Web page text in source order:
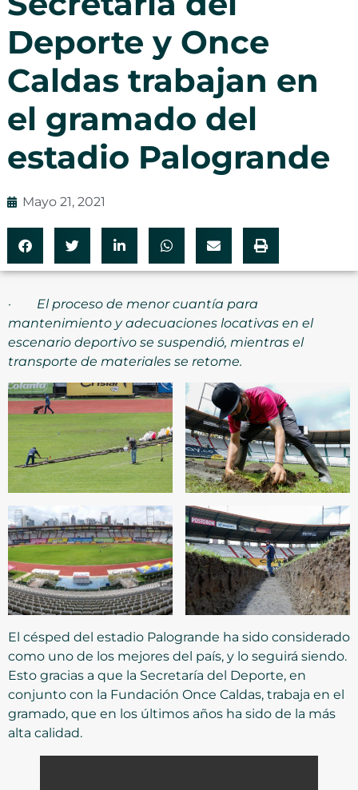
Deporte y Once
Caldas trabajan en
el gramado del
estadio Palogrande
Mayo 21, 2021
· El proceso de menor cuantía para
mantenimiento y adecuaciones locativas en el
escenario deportivo se suspendió, mientras el
transporte de materiales se retome.
El césped del estadio Palogrande ha sido considerado
como uno de los mejores del país, y lo seguirá siendo.
Esto gracias a que la Secretaría del Deporte, en
conjunto con la Fundación Once Caldas, trabaja en el
gramado, que en los últimos años ha sido de la más
alta calidad.